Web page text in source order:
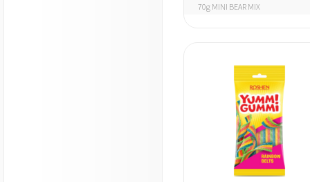
70g MINI BEAR MIX